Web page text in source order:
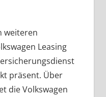
weiteren
Leasing
präsent. Über
die Volkswagen